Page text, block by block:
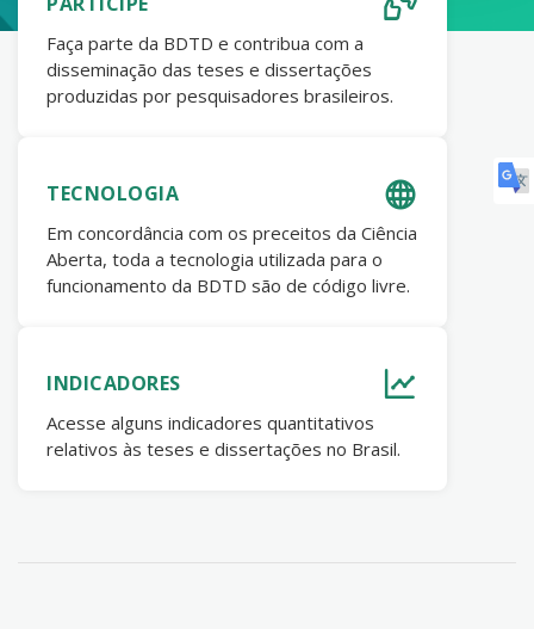
Faça parte da BDTD e contribua com a
disseminação das teses e dissertações
produzidas por pesquisadores brasileiros.
TECNOLOGIA
Em concordância com os preceitos da Ciência
Aberta, toda a tecnologia utilizada para o
funcionamento da BDTD são de código livre.
INDICADORES
Acesse alguns indicadores quantitativos
relativos às teses e dissertações no Brasil.